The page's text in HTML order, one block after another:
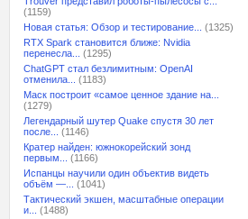
(1159)
Новая статья: Обзор и тестирование...
(1325)
RTX Spark становится ближе: Nvidia
перенесла...
(1295)
ChatGPT стал безлимитным: OpenAI
отменила...
(1183)
Маск построит «самое ценное здание на...
(1279)
Легендарный шутер Quake спустя 30 лет
после...
(1146)
Кратер найден: южнокорейский зонд
первым...
(1166)
Испанцы научили один объектив видеть
объём —...
(1041)
Тактический экшен, масштабные операции
и...
(1488)